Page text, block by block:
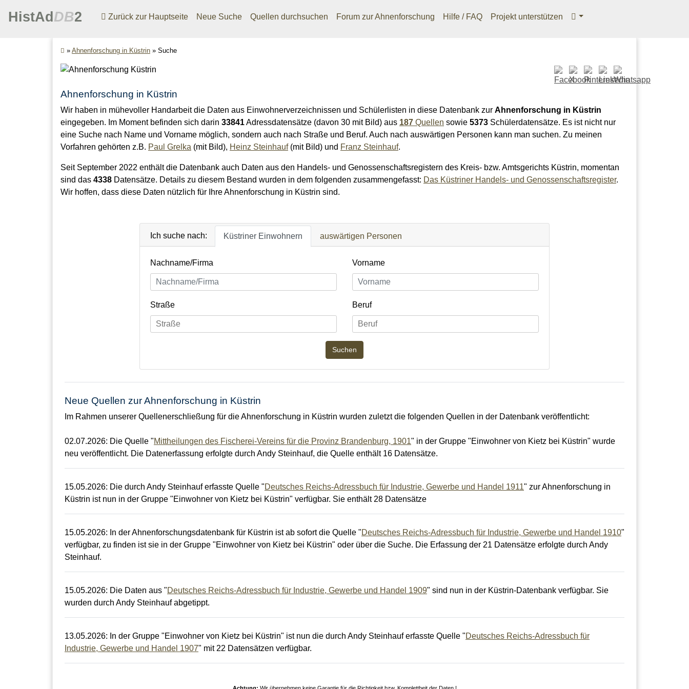
HistAd DB2 Zurück zur Hauptseite Neue Suche Quellen durchsuchen Forum zur Ahnenforschung Hilfe / FAQ Projekt unterstützen
» Ahnenforschung in Küstrin » Suche
Ahnenforschung in Küstrin
Wir haben in mühevoller Handarbeit die Daten aus Einwohnerverzeichnissen und Schülerlisten in diese Datenbank zur Ahnenforschung in Küstrin
eingegeben. Im Moment befinden sich darin 33841Adressdatensätze (davon 30 mit Bild) aus 187 Quellen sowie 5373 Schülerdatensätze. Es ist nicht nur
eine Suche nach Name und Vorname möglich, sondern auch nach Straße und Beruf. Auch nach auswärtigen Personen kann man suchen. Zu meinen
Vorfahren gehörten z.B. Paul Grelka (mit Bild), Heinz Steinhauf(mit Bild) und Franz Steinhauf.
Seit September 2022 enthält die Datenbank auch Daten aus den Handels- und Genossenschaftsregistern des Kreis- bzw. Amtsgerichts Küstrin, momentan
sind das 4338 Datensätze. Details zu diesem Bestand wurden in dem folgenden zusammengefasst: Das Küstriner Handels- und Genossenschaftsregister.
Wir hoffen, dass diese Daten nützlich für Ihre Ahnenforschung in Küstrin sind.
Ich suche nach: Küstriner Einwohnern auswärtigen Personen
Nachname/Firma Vorname
Straße Beruf
Neue Quellen zur Ahnenforschung in Küstrin
Im Rahmen unserer Quellenerschließung für die Ahnenforschung in Küstrin wurden zuletzt die folgenden Quellen in der Datenbank veröffentlicht:
02.07.2026: Die Quelle "Mittheilungen des Fischerei-Vereins für die Provinz Brandenburg, 1901" in der Gruppe "Einwohner von Kietz bei Küstrin" wurde
neu veröffentlicht. Die Datenerfassung erfolgte durch Andy Steinhauf, die Quelle enthält 16 Datensätze.
15.05.2026: Die durch Andy Steinhauf erfasste Quelle "Deutsches Reichs-Adressbuch für Industrie, Gewerbe und Handel 1911" zur Ahnenforschung in
Küstrin ist nun in der Gruppe "Einwohner von Kietz bei Küstrin" verfügbar. Sie enthält 28 Datensätze
15.05.2026: In der Ahnenforschungsdatenbank für Küstrin ist ab sofort die Quelle "Deutsches Reichs-Adressbuch für Industrie, Gewerbe und Handel 1910"
verfügbar, zu finden ist sie in der Gruppe "Einwohner von Kietz bei Küstrin" oder über die Suche. Die Erfassung der 21 Datensätze erfolgte durch Andy
Steinhauf.
15.05.2026: Die Daten aus "Deutsches Reichs-Adressbuch für Industrie, Gewerbe und Handel 1909" sind nun in der Küstrin-Datenbank verfügbar. Sie
wurden durch Andy Steinhauf abgetippt.
13.05.2026: In der Gruppe "Einwohner von Kietz bei Küstrin" ist nun die durch Andy Steinhauf erfasste Quelle "Deutsches Reichs-Adressbuch für
Industrie, Gewerbe und Handel 1907" mit 22 Datensätzen verfügbar.